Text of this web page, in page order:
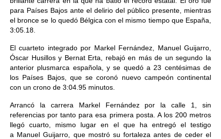
para Países Bajos ante el delirio del público presente, mientras
el bronce se lo quedó Bélgica con el mismo tiempo que España,
3:05.18.
El cuarteto integrado por Markel Fernández, Manuel Guijarro,
Óscar Husillos y Bernat Erta, rebajó en más de un segundo la
anterior plusmarca española, y se quedó a 23 centésimas de
los Países Bajos, que se coronó nuevo campeón continental
con un crono de 3:04.95 minutos.
Arrancó la carrera Markel Fernández por la calle 1, sin
referencias por tanto para esa primera posta. A los 200 metros
llegó cuarto, mismo lugar en el que ha entregó el testigo
a Manuel Guijarro, que mostró su fortaleza antes de ceder el